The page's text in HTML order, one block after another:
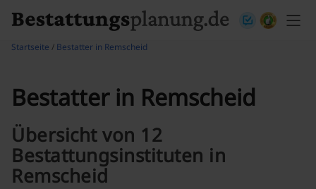
Startseite / Bestatter in Remscheid
Bestatter in Remscheid
Übersicht von 12
Bestattungsinstituten in
Remscheid